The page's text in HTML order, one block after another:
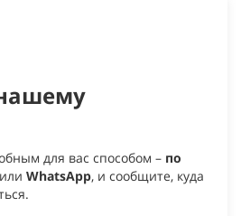
для вас способом – по
или WhatsApp, и сообщите, куда